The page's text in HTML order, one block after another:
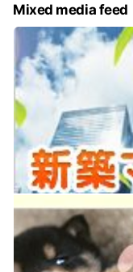
Mixed media feed